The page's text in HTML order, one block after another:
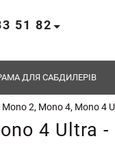
51 82
ДЛЯ САБДИЛЕРІВ
Mono 2, Mono 4, Mono 4
4 Ultra